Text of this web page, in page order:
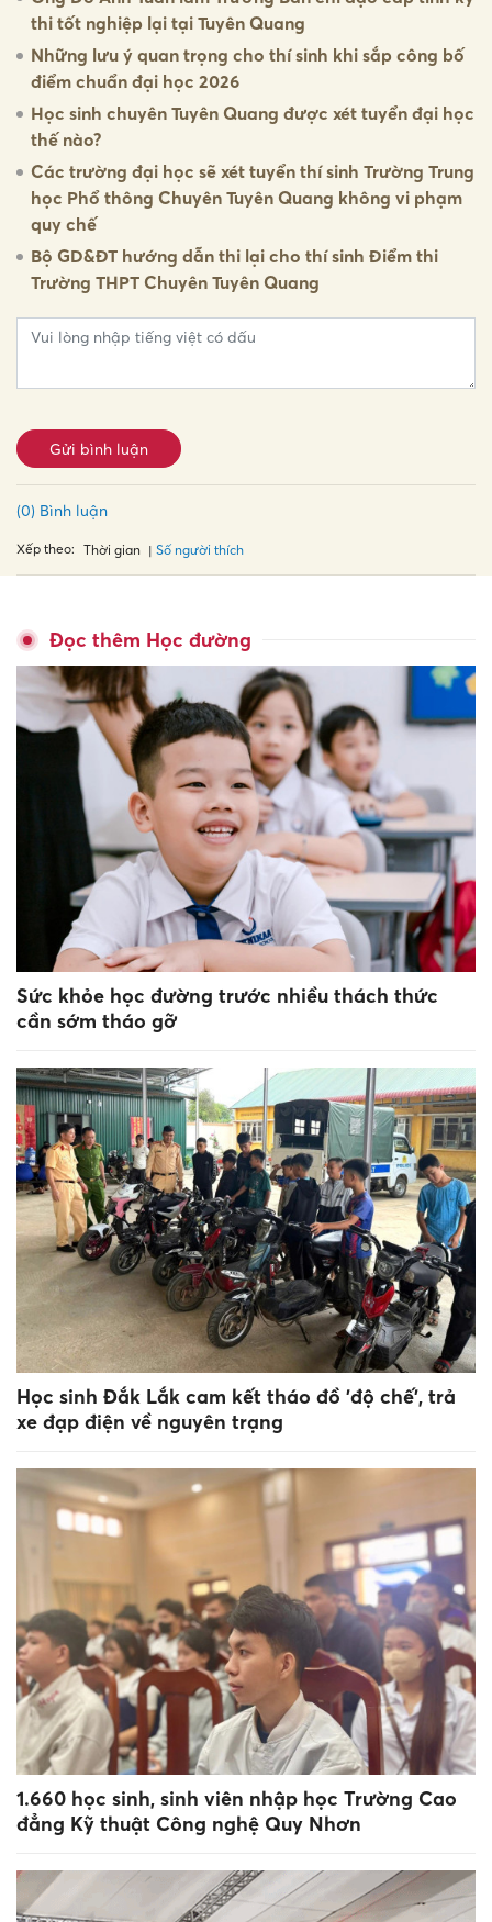
thi tốt nghiệp lại tại Tuyên Quang
Những lưu ý quan trọng cho thí sinh khi sắp công bố
điểm chuẩn đại học 2026
Học sinh chuyên Tuyên Quang được xét tuyển đại học
thế nào?
Các trường đại học sẽ xét tuyển thí sinh Trường Trung
học Phổ thông Chuyên Tuyên Quang không vi phạm
quy chế
Bộ GD&ĐT hướng dẫn thi lại cho thí sinh Điểm thi
Trường THPT Chuyên Tuyên Quang
Gửi bình luận
(0) Bình luận
Xếp theo: Thời gian Số người thích
Đọc thêm Học đường
Sức khỏe học đường trước nhiều thách thức
cần sớm tháo gỡ
Học sinh Đắk Lắk cam kết tháo đồ 'độ chế', trả
xe đạp điện về nguyên trạng
1.660 học sinh, sinh viên nhập học Trường Cao
đẳng Kỹ thuật Công nghệ Quy Nhơn